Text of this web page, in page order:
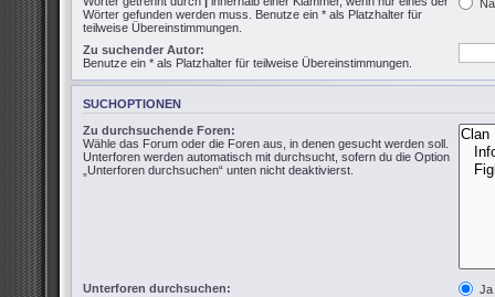
Wörter gefunden werden muss. Benutze ein * als Platzhalter für
teilweise Übereinstimmungen.
Zu suchender Autor:
Benutze ein * als Platzhalter für teilweise Übereinstimmungen.
SUCHOPTIONEN
Zu durchsuchende Foren:
Wähle das Forum oder die Foren aus, in denen gesucht werden soll.
Unterforen werden automatisch mit durchsucht, sofern du die Option
„Unterforen durchsuchen“ unten nicht deaktivierst.
Unterforen durchsuchen:
Ja